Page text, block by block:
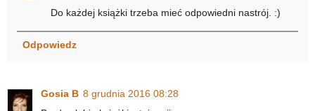
Do każdej książki trzeba mieć odpowiedni nastrój. :)
Odpowiedz
Gosia B 8 grudnia 2016 08:28